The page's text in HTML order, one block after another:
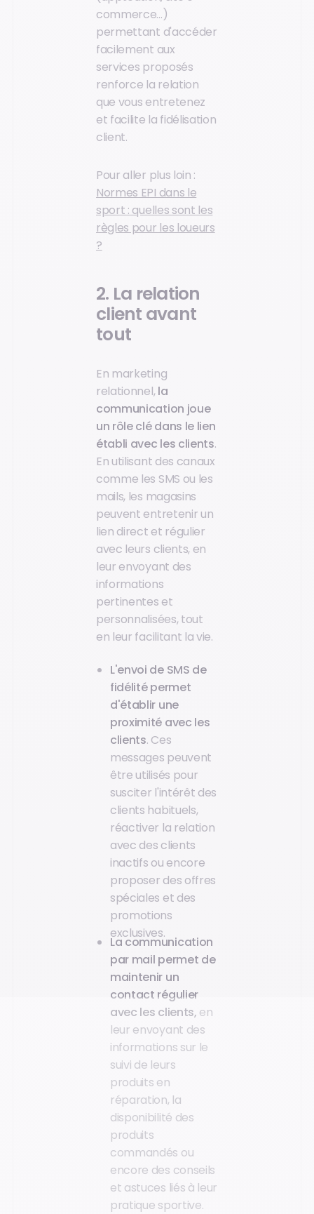
commerce…)
permettant d'accéder
facilement aux
services proposés
renforce la relation
que vous entretenez
et facilite la fidélisation
client.
Pour aller plus loin :
Normes EPI dans le
sport : quelles sont les
règles pour les loueurs
?
2. La relation
client avant
tout
En marketing
relationnel, la
communication joue
un rôle clé dans le lien
établi avec les clients.
En utilisant des canaux
comme les SMS ou les
mails, les magasins
peuvent entretenir un
lien direct et régulier
avec leurs clients, en
leur envoyant des
informations
pertinentes et
personnalisées, tout
en leur facilitant la vie.
L'envoi de SMS de
fidélité permet
d'établir une
proximité avec les
clients. Ces
messages peuvent
être utilisés pour
susciter l'intérêt des
clients habituels,
réactiver la relation
avec des clients
inactifs ou encore
proposer des offres
spéciales et des
promotions
exclusives.
La communication
par mail permet de
maintenir un
contact régulier
avec les clients, en
leur envoyant des
informations sur le
suivi de leurs
produits en
réparation, la
disponibilité des
produits
commandés ou
encore des conseils
et astuces liés à leur
pratique sportive.